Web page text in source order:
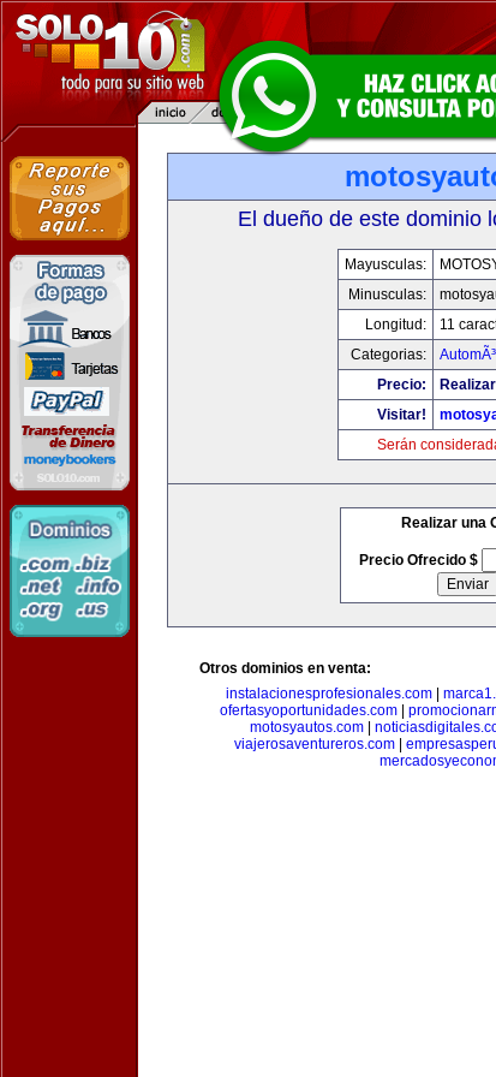
El dueño de este dominio
Mayusculas:
Minusculas:
Longitud:
11
Categorias:
Precio:
Visitar!
Serán
Realizar una
Precio Ofrecido $
Otros dominios en venta:
instalacionesprofesionales.com|
ofertasyoportunidades.com
motosyautos.com
viajerosaventureros.com|